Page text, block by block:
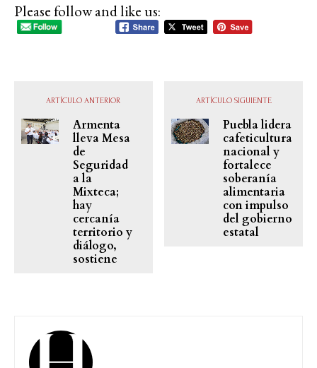
Please follow and like us:
ARTÍCULO ANTERIOR
Armenta
lleva Mesa
de
Seguridad
a la
Mixteca;
hay
cercanía
territorio y
diálogo,
sostiene
ARTÍCULO SIGUIENTE
Puebla lidera
cafeticultura
nacional y
fortalece
soberanía
alimentaria
con impulso
del gobierno
estatal